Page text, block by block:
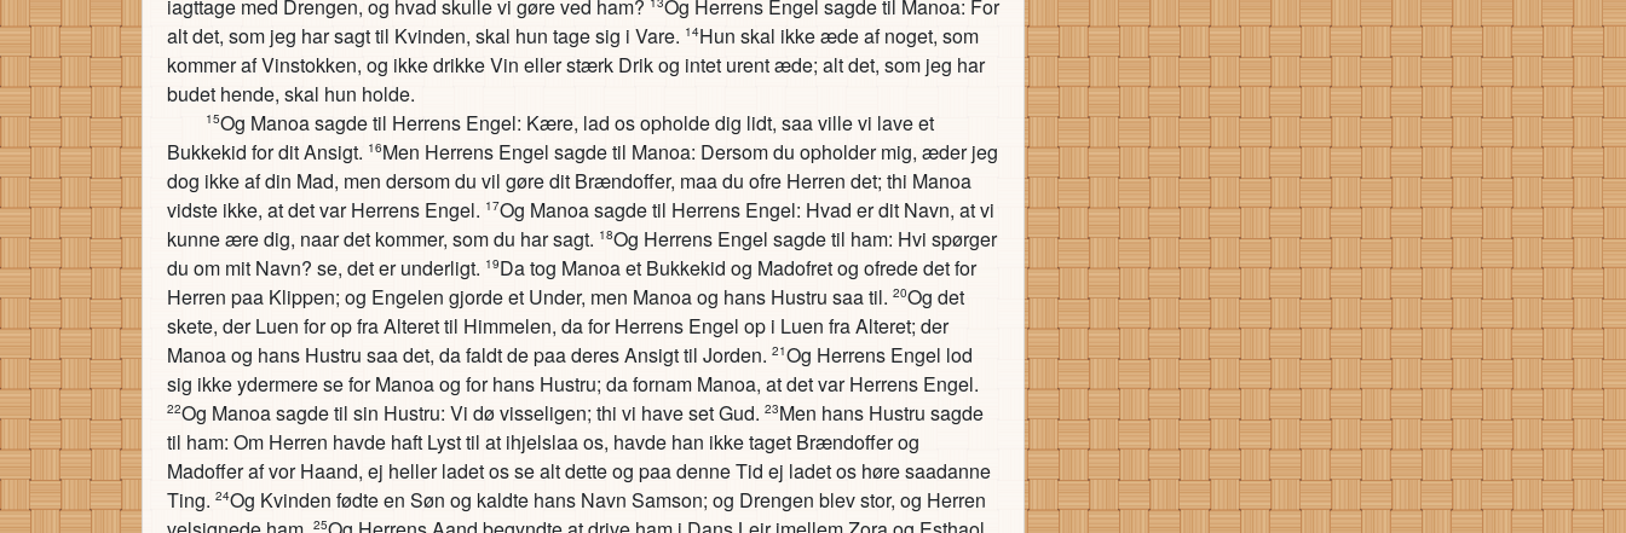
iagttage med Drengen, og hvad skulle vi gøre ved ham?
Og Herrens Engel sagde til Manoa: For
alt det, som jeg har sagt til Kvinden, skal hun tage sig i Vare. 14Hun skal ikke æde af noget, som
kommer af Vinstokken, og ikke drikke Vin eller stærk Drik og intet urent æde; alt det, som jeg har
budet hende, skal hun holde.
15Og Manoa sagde til Herrens Engel: Kære, lad os opholde dig lidt, saa ville vi lave et
Bukkekid for dit Ansigt. 16Men Herrens Engel sagde til Manoa: Dersom du opholder mig, æder jeg
dog ikke af din Mad, men dersom du vil gøre dit Brændoffer, maa du ofre Herren det; thi Manoa
vidste ikke, at det var Herrens Engel. 17Og Manoa sagde til Herrens Engel: Hvad er dit Navn, at vi
kunne ære dig, naar det kommer, som du har sagt. 18Og Herrens Engel sagde til ham: Hvi spørger
du om mit Navn? se, det er underligt. 19Da tog Manoa et Bukkekid og Madofret og ofrede det for
Herren paa Klippen; og Engelen gjorde et Under, men Manoa og hans Hustru saa til. 20Og det
skete, der Luen for op fra Alteret til Himmelen, da for Herrens Engel op i Luen fra Alteret; der
Manoa og hans Hustru saa det, da faldt de paa deres Ansigt til Jorden. 21Og Herrens Engel lod
sig ikke ydermere se for Manoa og for hans Hustru; da fornam Manoa, at det var Herrens Engel.
22Og Manoa sagde til sin Hustru: Vi dø visseligen; thi vi have set Gud. 23Men hans Hustru sagde
til ham: Om Herren havde haft Lyst til at ihjelslaa os, havde han ikke taget Brændoffer og
Madoffer af vor Haand, ej heller ladet os se alt dette og paa denne Tid ej ladet os høre saadanne
Ting. 24Og Kvinden fødte en Søn og kaldte hans Navn Samson; og Drengen blev stor, og Herren
25